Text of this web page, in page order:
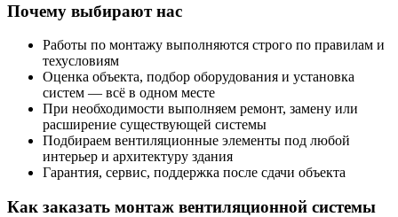
Почему выбирают нас
Работы по монтажу выполняются строго по правилам и
техусловиям
Оценка объекта, подбор оборудования и установка
систем — всё в одном месте
При необходимости выполняем ремонт, замену или
расширение существующей системы
Подбираем вентиляционные элементы под любой
интерьер и архитектуру здания
Гарантия, сервис, поддержка после сдачи объекта
Как заказать монтаж вентиляционной системы